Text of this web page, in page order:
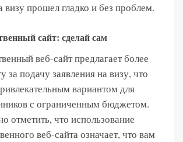
визу прошел гладко и без проблем.
сайт: сделай сам
веб-сайт предлагает более
за подачу заявления на визу, что
вариантом для
с ограниченным бюджетом.
отметить, что использование
веб-сайта означает, что вам